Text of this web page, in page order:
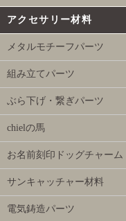
アクセサリー材料
メタルモチーフパーツ
組み立てパーツ
ぶら下げ・繋ぎパーツ
chielの馬
お名前刻印ドッグチャーム
サンキャッチャー材料
電気鋳造パーツ